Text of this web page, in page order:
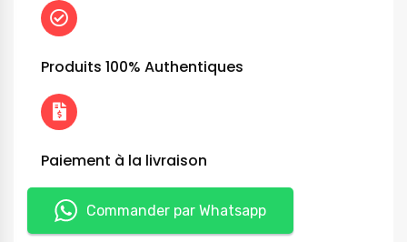
Produits 100% Authentiques
Paiement à la livraison
Commander par Whatsapp